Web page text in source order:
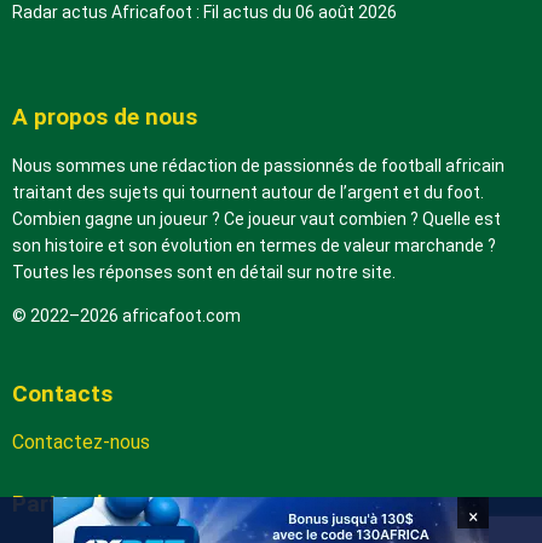
Radar actus Africafoot : Fil actus du 06 août 2026
A propos de nous
Nous sommes une rédaction de passionnés de football africain
traitant des sujets qui tournent autour de l’argent et du foot.
Combien gagne un joueur ? Ce joueur vaut combien ? Quelle est
son histoire et son évolution en termes de valeur marchande ?
Toutes les réponses sont en détail sur notre site.
© 2022–2026 africafoot.com
Contacts
Contactez-nous
Partenaires ×